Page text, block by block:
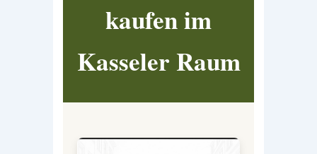
kaufen im
Kasseler Raum